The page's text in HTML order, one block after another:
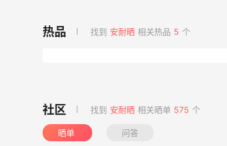
找到 安耐晒 相关热品 5 个
找到 安耐晒 相关晒单 575 个
晒单 问答